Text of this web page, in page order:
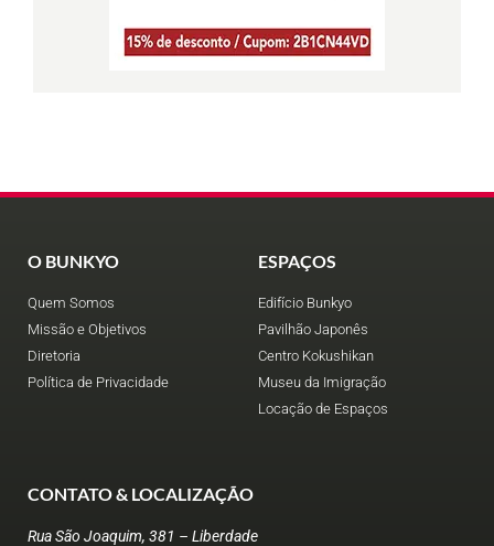
O BUNKYO
Quem Somos
Missão e Objetivos
Diretoria
Política de Privacidade
ESPAÇOS
Edifício Bunkyo
Pavilhão Japonês
Centro Kokushikan
Museu da Imigração
Locação de Espaços
CONTATO & LOCALIZAÇÃO
Rua São Joaquim, 381 – Liberdade